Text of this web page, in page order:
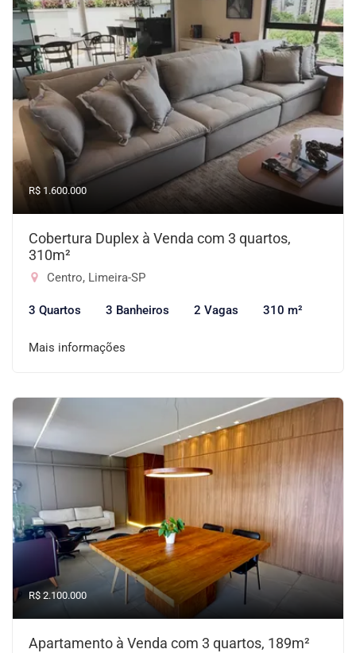
R$ 1.600.000
Cobertura Duplex à Venda com 3 quartos,
310m²
Centro, Limeira-SP
3 Quartos 3 Banheiros 2 Vagas 310 m²
Mais informações
R$ 2.100.000
Apartamento à Venda com 3 quartos, 189m²